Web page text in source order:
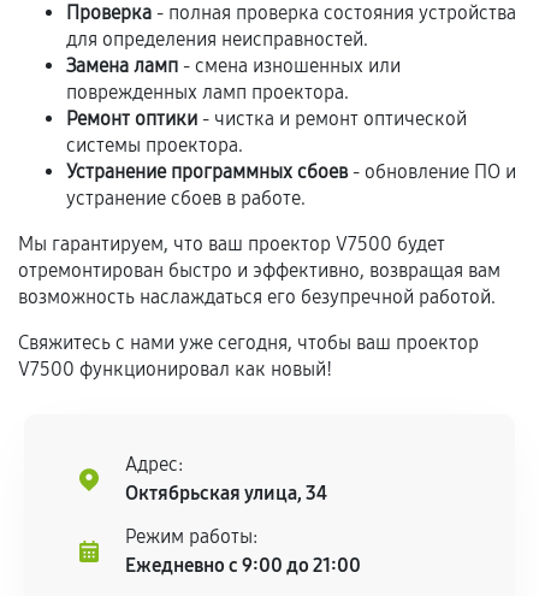
Программные сбои, если это не указано в
отдельных условиях.
Если комплектующие куплены
самостоятельно
Гарантия на выполненные работы может
сохраняться полностью или частично, если
соблюдены следующие условия:
техническим параметрам и не имеют внешних
дефектов.
центром.
При этом гарантия на сами комплектующие
остается на стороне производителя или
продавца. За качество сторонних деталей
сервисный центр ответственности не несет.
Проверка - полная проверка состояния устройства
для определения неисправностей.
Замена ламп - смена изношенных или
поврежденных ламп проектора.
Ремонт оптики - чистка и ремонт оптической
системы проектора.
Устранение программных сбоев- обновление ПО и
устранение сбоев в работе.
Мы гарантируем, что ваш проектор V7500 будет
отремонтирован быстро и эффективно, возвращая вам
возможность наслаждаться его безупречной работой.
Свяжитесь с нами уже сегодня, чтобы ваш проектор
V7500 функционировал как новый!
Адрес:
Октябрьская улица, 34
Режим работы:
Ежедневно с 9:00 до 21:00